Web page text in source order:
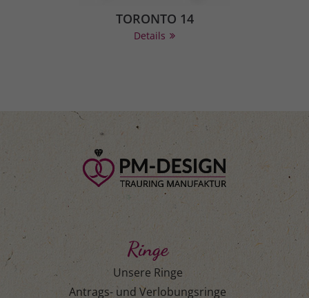
TORONTO 14
Details
Ringe
Unsere Ringe
Antrags- und Verlobungsringe